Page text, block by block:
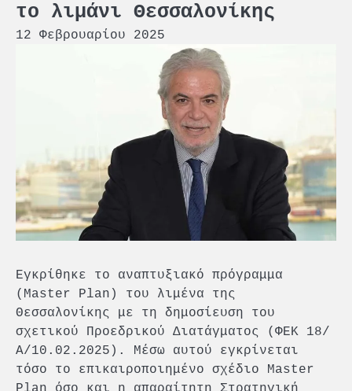
το λιμάνι Θεσσαλονίκης
12 Φεβρουαρίου 2025
Εγκρίθηκε το αναπτυξιακό πρόγραμμα
(Master Plan) του λιμένα της
Θεσσαλονίκης με τη δημοσίευση του
σχετικού Προεδρικού Διατάγματος (ΦΕΚ 18/
Α/10.02.2025). Μέσω αυτού εγκρίνεται
τόσο το επικαιροποιημένο σχέδιο Master
Plan όσο και η απαραίτητη Στρατηγική